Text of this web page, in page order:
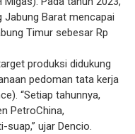
Jabung Barat mencapai
Timur sebesar Rp
produksi didukung
pedoman tata kerja
“Setiap tahunnya,
PetroChina,
ujar Dencio.